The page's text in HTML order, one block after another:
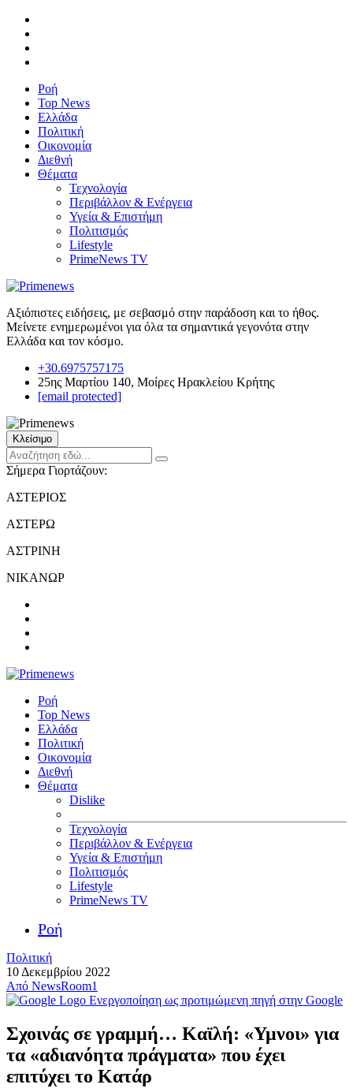
Ροή
Top News
Ελλάδα
Πολιτική
Οικονομία
Διεθνή
Θέματα
Τεχνολογία
Περιβάλλον & Ενέργεια
Υγεία & Επιστήμη
Πολιτισμός
Lifestyle
PrimeNews TV
Αξιόπιστες ειδήσεις, με σεβασμό στην παράδοση και το ήθος.
Μείνετε ενημερωμένοι για όλα τα σημαντικά γεγονότα στην
Ελλάδα και τον κόσμο.
+30.6975757175
25ης Μαρτίου 140, Μοίρες Ηρακλείου Κρήτης
[email protected]
Κλείσιμο
Σήμερα Γιορτάζουν:
ΑΣΤΕΡΙΟΣ
ΑΣΤΕΡΩ
ΑΣΤΡΙΝΗ
ΝΙΚΑΝΩΡ
Ροή
Top News
Ελλάδα
Πολιτική
Οικονομία
Διεθνή
Θέματα
Dislike
Τεχνολογία
Περιβάλλον & Ενέργεια
Υγεία & Επιστήμη
Πολιτισμός
Lifestyle
PrimeNews TV
Ροή
Πολιτική
10 Δεκεμβρίου 2022
Από NewsRoom1
Ενεργοποίηση ως προτιμώμενη πηγή στην Google
Σχοινάς σε γραμμή… Καϊλή: «Υμνοι» για
τα «αδιανόητα πράγματα» που έχει
επιτύχει το Κατάρ